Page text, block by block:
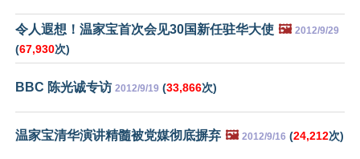
令人遐想！温家宝首次会见30国新任驻华大使 🖼️ 2012/9/29
(67,930次)
BBC 陈光诚专访 2012/9/19 (33,866次)
温家宝清华演讲精髓被党媒彻底摒弃 🖼️ 2012/9/16 (24,212次)